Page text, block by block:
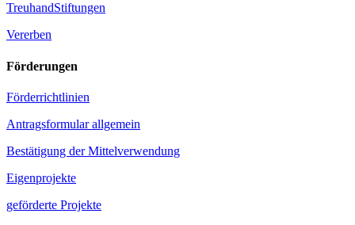
TreuhandStiftungen
Vererben
Förderungen
Förderrichtlinien
Antragsformular allgemein
Bestätigung der Mittelverwendung
Eigenprojekte
geförderte Projekte